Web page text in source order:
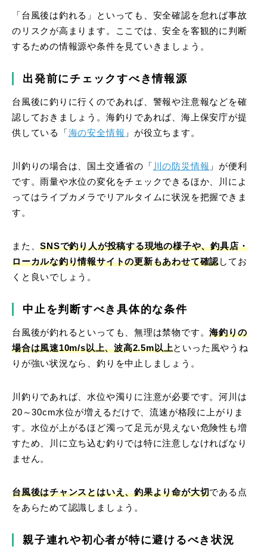
「台風後は釣れる」といっても、安全確認を怠れば事故
のリスクが高まります。ここでは、安全を客観的に判断
するための情報源や条件を見ていきましょう。
出発前にチェックすべき情報源
台風後に釣りに行くのであれば、警報や注意報などを確
認しておきましょう。海釣りであれば、海上保安庁が提
供している「 海の安全情報 」が役立ちます。
川釣りの場合は、国土交通省の「 川の防災情報 」が便利
です。雨量や水位の変化をチェックできるほか、川によ
ってはライブカメラでリアルタイムに状況を把握できま
す。
また、SNSで釣り人が投稿する現地の様子や、釣具店・
ローカルな釣り情報サイトの更新もあわせて確認してお
くと良いでしょう。
中止を判断すべき具体的な条件
台風後が釣れるといっても、無理は禁物です。海釣りの
場合は風速10m/s以上、波高2.5m以上といった風やうね
りが強い状況なら、釣りを中止しましょう。
川釣りであれば、水位や濁りに注意が必要です。河川は
20～30cm水位が増えるだけで、流速が格段に上がりま
す。水位が上がるほど濁って足元が見えない危険性も増
すため、川に立ち込む釣りでは特に注意しなければなり
ません。
台風後はチャンスとはいえ、釣果より命が大切である点
をあらためて認識しましょう。
親子連れや初心者が特に避けるべき状況